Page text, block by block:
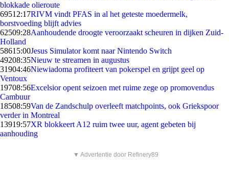
blokkade olieroute
69512:17RIVM vindt PFAS in al het geteste moedermelk,
borstvoeding blijft advies
62509:28Aanhoudende droogte veroorzaakt scheuren in dijken Zuid-
Holland
58615:00Jesus Simulator komt naar Nintendo Switch
49208:35Nieuw te streamen in augustus
31904:46Niewiadoma profiteert van pokerspel en grijpt geel op
Ventoux
19708:56Excelsior opent seizoen met ruime zege op promovendus
Cambuur
18508:59Van de Zandschulp overleeft matchpoints, ook Griekspoor
verder in Montreal
13919:57XR blokkeert A12 ruim twee uur, agent gebeten bij
aanhouding
▼ Advertentie door Refinery89